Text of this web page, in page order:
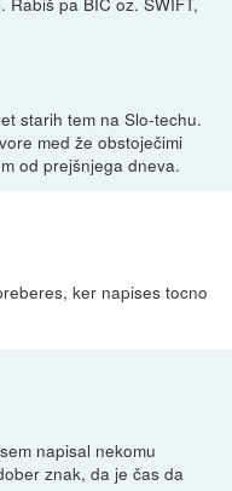
starih tem na Slo-techu.
med že obstoječimi
od prejšnjega dneva.
ker napises tocno
napisal nekomu
znak, da je čas da